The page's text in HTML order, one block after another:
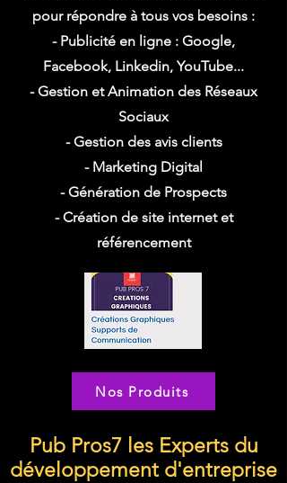
pour répondre à tous vos besoins :
- Publicité en ligne : Google,
Facebook, Linkedin, YouTube...
- Gestion et Animation des Réseaux
Sociaux
- Gestion des avis clients
- Marketing Digital
- Génération de Prospects
- Création de site internet et
référencement
Nos Produits
Pub Pros7 les Experts du
développement d'entreprise